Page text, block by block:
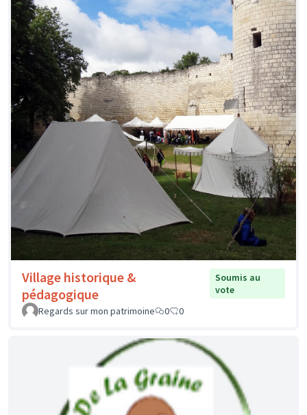
Village historique &
pédagogique
Soumis au
vote
Regards sur mon patrimoine
0 0